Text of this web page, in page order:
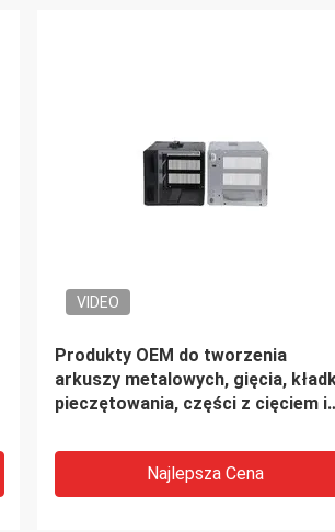
VIDEO
Wyroby do obróbki metalu
Najlepsza Cena